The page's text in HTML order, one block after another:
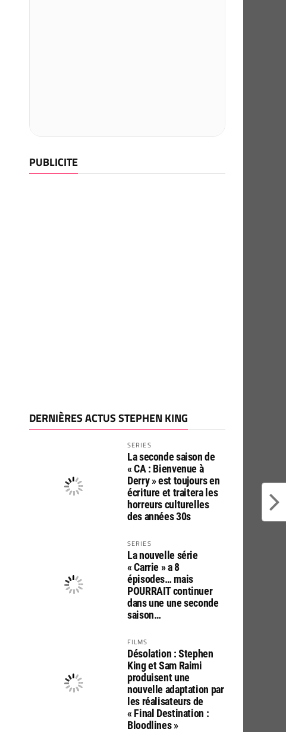
PUBLICITE
DERNIÈRES ACTUS STEPHEN KING
SERIES
La seconde saison de
« CA : Bienvenue à
Derry » est toujours en
écriture et traitera les
horreurs culturelles
des années 30s
SERIES
La nouvelle série
« Carrie » a 8
épisodes… mais
POURRAIT continuer
dans une une seconde
saison…
FILMS
Désolation : Stephen
King et Sam Raimi
produisent une
nouvelle adaptation par
les réalisateurs de
« Final Destination :
Bloodlines »